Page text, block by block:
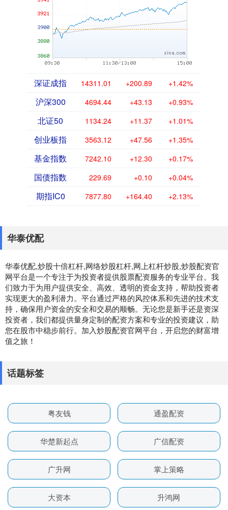
深证成指 14311.01 +200.89 +1.42%
沪深300 4694.44 +43.13 +0.93%
北证50 1134.24 +11.37 +1.01%
创业板指 3563.12 +47.56 +1.35%
基金指数 7242.10 +12.30 +0.17%
国债指数 229.69 +0.10 +0.04%
期指IC0 7877.80 +164.40 +2.13%
华泰优配
华泰优配,炒股十倍杠杆,网络炒股杠杆,网上杠杆炒股,炒股配资官
网平台是一个专注于为投资者提供股票配资服务的专业平台。我
们致力于为用户提供安全、高效、透明的资金支持，帮助投资者
实现更大的盈利潜力。平台通过严格的风控体系和先进的技术支
持，确保用户资金的安全和交易的顺畅。无论您是新手还是资深
投资者，我们都提供量身定制的配资方案和专业的投资建议，助
您在股市中稳步前行。加入炒股配资官网平台，开启您的财富增
值之旅！
话题标签
粤友钱 通盈配资
华楚新起点 广信配资
广升网 掌上策略
大资本 升鸿网